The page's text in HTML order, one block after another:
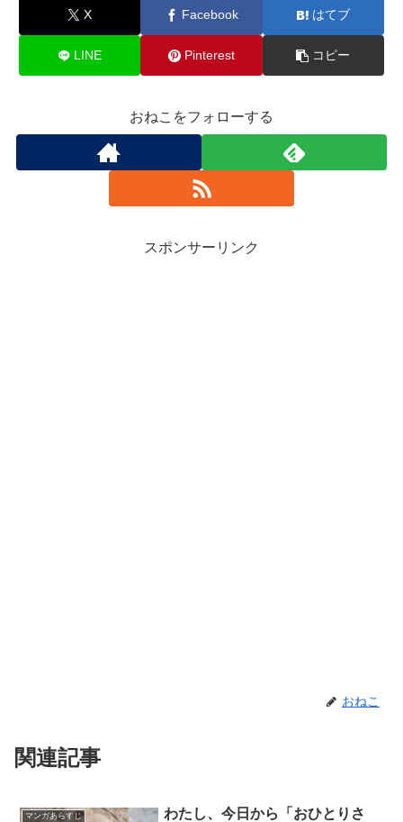
X Facebook はてブ
LINE Pinterest コピー
おねこをフォローする
スポンサーリンク
おねこ
関連記事
マンガあらすじ
わたし、今日から「おひとりさ